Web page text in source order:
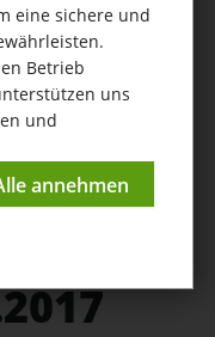
und
eine sichere und
Betrieb
uns
und